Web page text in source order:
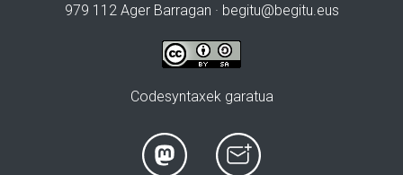
979 112 Ager Barragan · begitu@begitu.eus
Codesyntaxek garatua